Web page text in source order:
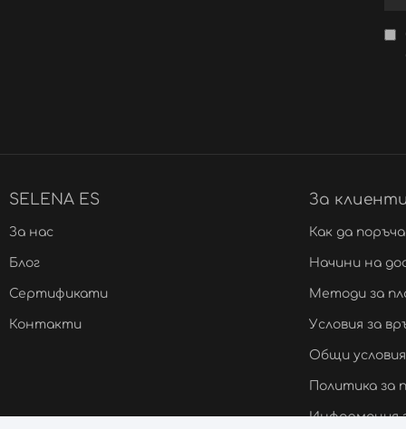
SELENA ES
За нас
Блог
Сертификати
Контакти
За клиенти
Как да
Начини на
Методи за
Условия за
Общи условия
Политика за
Информация